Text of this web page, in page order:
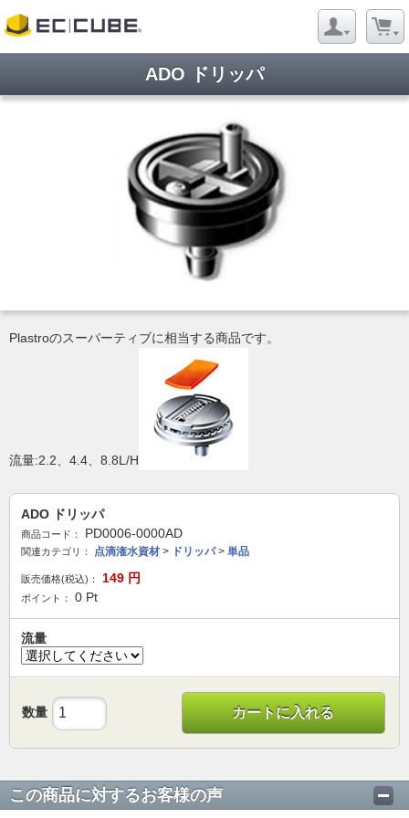
ADO ドリッパ
Plastroのスーパーティブに相当する商品です。
流量:2.2、4.4、8.8L/H
ADO ドリッパ
商品コード： PD0006-0000AD
関連カテゴリ： 点滴潅水資材 > ドリッパ> 単品
販売価格(税込)： 149 円
ポイント： 0 Pt
流量
数量 カートに入れる
この商品に対するお客様の声
ようこそ ゲストさん
当サイトについて お問い合わせ
特定商取引に関する表記 プライバシーポリシー
Copyright © 2005- 2026 Evergreen Co,Ltd All rights reserved.